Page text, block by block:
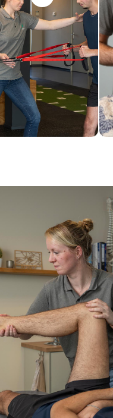
herstelt blessures
en voorkomt
toekomstige
sportproblemen
effectief.